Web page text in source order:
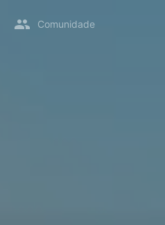
Comunidade